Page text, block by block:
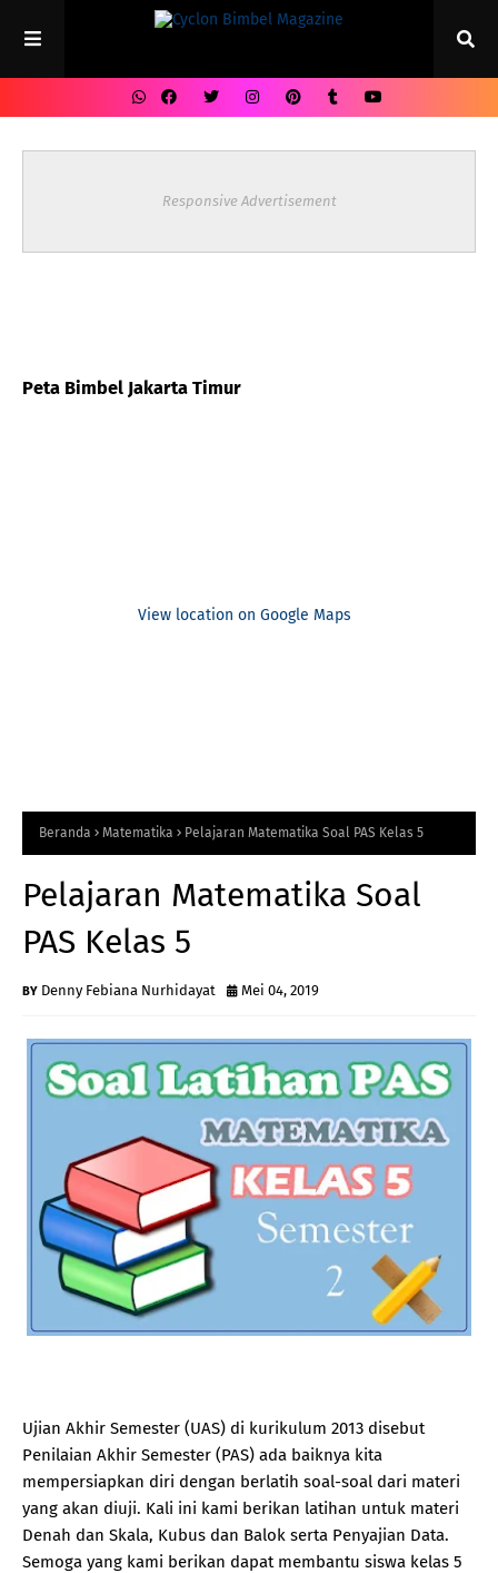
Responsive Advertisement
Peta Bimbel Jakarta Timur
View location on Google Maps
Beranda Matematika Pelajaran Matematika Soal PAS Kelas 5
Pelajaran Matematika Soal
PAS Kelas 5
Denny Febiana Nurhidayat Mei 04, 2019
Ujian Akhir Semester (UAS) di kurikulum 2013 disebut
Penilaian Akhir Semester (PAS) ada baiknya kita
mempersiapkan diri dengan berlatih soal-soal dari materi
yang akan diuji. Kali ini kami berikan latihan untuk materi
Denah dan Skala, Kubus dan Balok serta Penyajian Data.
Semoga yang kami berikan dapat membantu siswa kelas 5